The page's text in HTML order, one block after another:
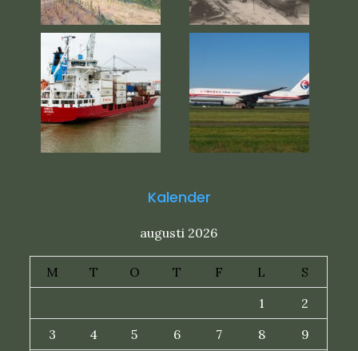
Kalender
augusti 2026
M T O T F L
S
1
2
3
4 5 6 7 8
9